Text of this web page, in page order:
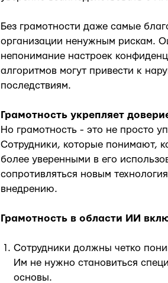
Без грамотности даже самые
организации ненужным рискам.
непонимание настроек
алгоритмов могут привести к
последствиям.
Грамотность укрепляет
Но грамотность - это не просто
Сотрудники, которые понимают,
более уверенными в его
сопротивляться новым
внедрению.
Грамотность в области ИИ
Сотрудники должны четко
Им не нужно становиться
основы.